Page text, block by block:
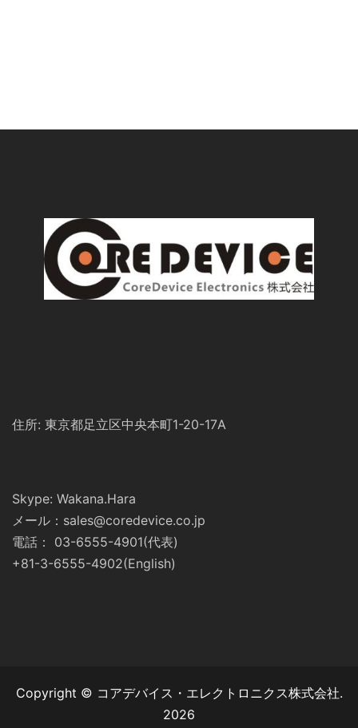
住所: 東京都足立区中央本町1-20-17A
Skype: Wakana.Hara
メール：sales@coredevice.co.jp
電話： 03-6555-4901(代表)
+81-3-6555-4902(English)
Copyright © コアデバイス・エレクトロニクス株式会社.
2026